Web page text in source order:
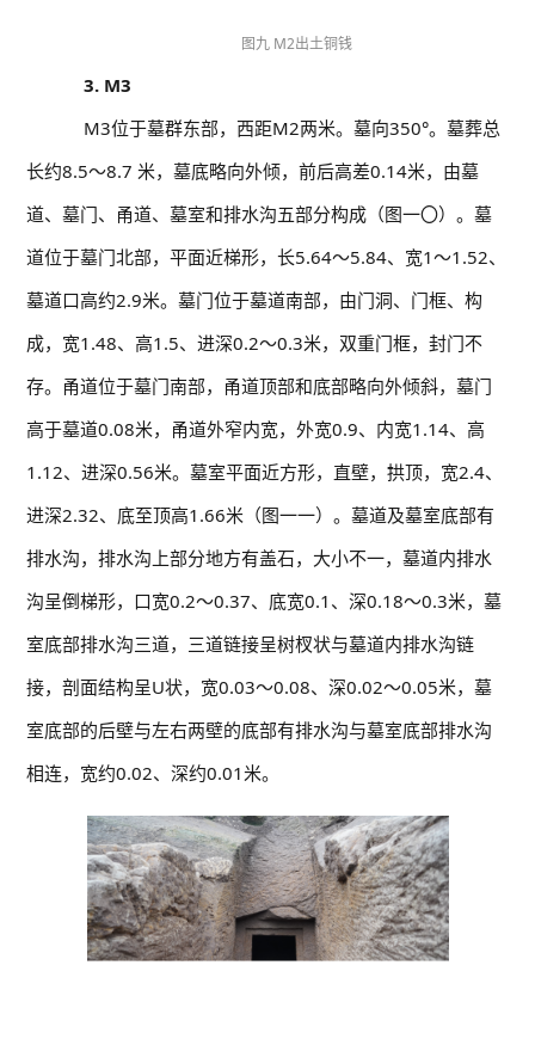
图九 M2出土铜钱
3. M3
M3位于墓群东部，西距M2两米。墓向350°。墓葬总
长约8.5～8.7 米，墓底略向外倾，前后高差0.14米，由墓
道、墓门、甬道、墓室和排水沟五部分构成（图一〇）。墓
道位于墓门北部，平面近梯形，长5.64～5.84、宽1～1.52、
墓道口高约2.9米。墓门位于墓道南部，由门洞、门框、构
成，宽1.48、高1.5、进深0.2～0.3米，双重门框，封门不
存。甬道位于墓门南部，甬道顶部和底部略向外倾斜，墓门
高于墓道0.08米，甬道外窄内宽，外宽0.9、内宽1.14、高
1.12、进深0.56米。墓室平面近方形，直壁，拱顶，宽2.4、
进深2.32、底至顶高1.66米（图一一）。墓道及墓室底部有
排水沟，排水沟上部分地方有盖石，大小不一，墓道内排水
沟呈倒梯形，口宽0.2～0.37、底宽0.1、深0.18～0.3米，墓
室底部排水沟三道，三道链接呈树杈状与墓道内排水沟链
接，剖面结构呈U状，宽0.03～0.08、深0.02～0.05米，墓
室底部的后壁与左右两壁的底部有排水沟与墓室底部排水沟
相连，宽约0.02、深约0.01米。